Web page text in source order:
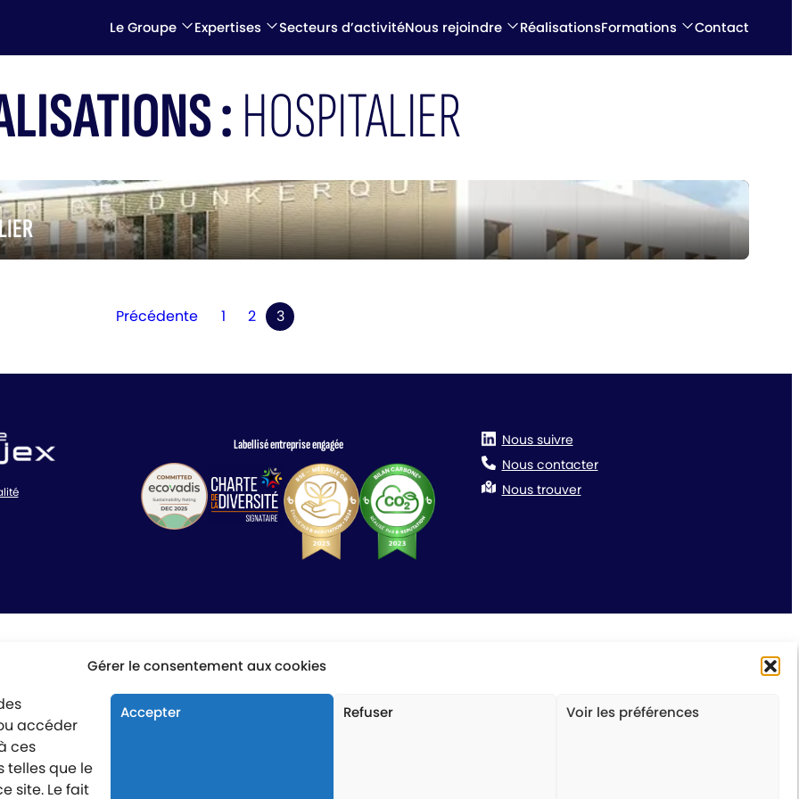
Gérer le consentement aux cookies
accéder
ces
telles que le
site. Le fait
Accepter Refuser Voir les préférences
Le Groupe Expertises Secteurs d’activitéNous rejoindre RéalisationsFormations Contact
:HOSPITALIER
Précédente 1 2 3
Labellisé entreprise engagée
Nous suivre
Nous contacter
Nous trouver